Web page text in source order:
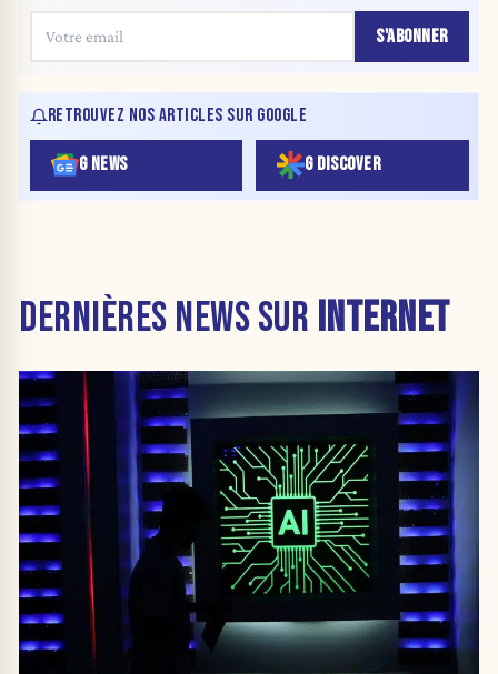
S'ABONNER
RETROUVEZ NOS ARTICLES SUR GOOGLE
G NEWS G DISCOVER
DERNIÈRES NEWS SUR INTERNET